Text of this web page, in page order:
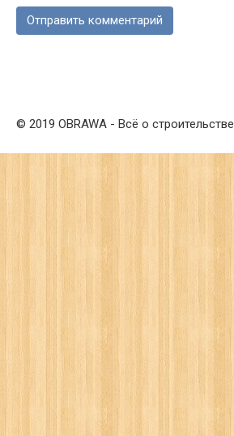
© 2019 OBRAWA - Всё о строительстве